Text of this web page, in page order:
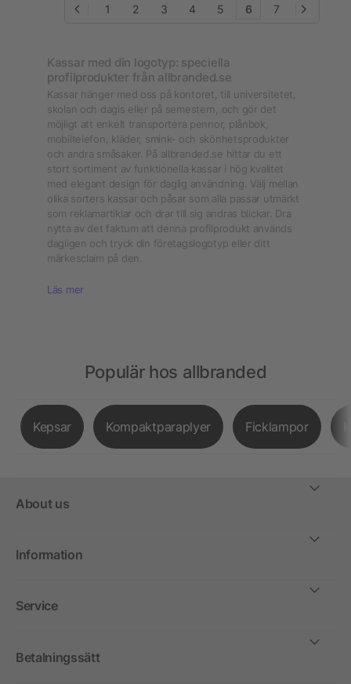
1 2 3 4 5 6 7
Kassar med din logotyp: speciella
profilprodukter från allbranded.se
Kassar hänger med oss på kontoret, till universitetet,
skolan och dagis eller på semestern, och gör det
möjligt att enkelt transportera pennor, plånbok,
mobiltelefon, kläder, smink- och skönhetsprodukter
och andra småsaker. På allbranded.se hittar du ett
stort sortiment av funktionella kassar i hög kvalitet
med elegant design för daglig användning. Välj mellan
olika sorters kassar och påsar som alla passar utmärkt
som reklamartiklar och drar till sig andras blickar. Dra
nytta av det faktum att denna profilprodukt används
dagligen och tryck din företagslogotyp eller ditt
märkesclaim på den.
Läs mer
Populär hos allbranded
Kepsar Kompaktparaplyer Ficklampor
About us
Information
Service
Betalningssätt